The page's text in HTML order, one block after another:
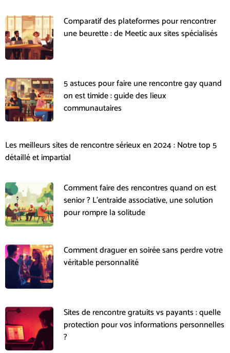
Comparatif des plateformes pour rencontrer
une beurette : de Meetic aux sites spécialisés
5 astuces pour faire une rencontre gay quand
on est timide : guide des lieux
communautaires
Les meilleurs sites de rencontre sérieux en 2024 : Notre top 5
détaillé et impartial
Comment faire des rencontres quand on est
senior ? L’entraide associative, une solution
pour rompre la solitude
Comment draguer en soirée sans perdre votre
véritable personnalité
Sites de rencontre gratuits vs payants : quelle
protection pour vos informations personnelles
?